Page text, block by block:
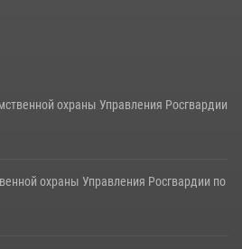
охраны Управления Росгвардии
охраны Управления Росгвардии по